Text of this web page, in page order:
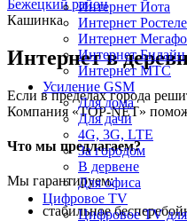
Интернет Йота
Интернет
Интернет
Интернет Билайн
Интернет МТС
Усиление GSM
Для дома
Для дачи
4G, 3G, LTE
За городом
В дервене
Для офиса
Цифровое TV
Цифровое TV
Бежецкий район
Кашинка
Интернет в
Если в пределах города
Компания «TOP-NET»
Что мы предлагаем?
Мы гарантируем:
стабильное